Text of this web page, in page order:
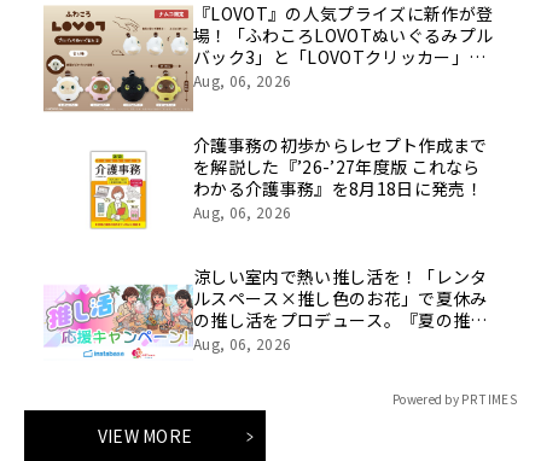
『LOVOT』の人気プライズに新作が登
場！「ふわころLOVOTぬいぐるみプル
バック3」と「LOVOTクリッカー」が
全国のバンダイナムコアミューズメン
Aug, 06, 2026
介護事務の初歩からレセプト作成まで
を解説した『’26-’27年度版 これなら
わかる介護事務』を8月18日に発売！
Aug, 06, 2026
涼しい室内で熱い推し活を！「レンタ
ルスペース×推し色のお花」で夏休み
の推し活をプロデュース。『夏の推し
活応援キャンペーン』イーフローラと
Aug, 06, 2026
Powered by PR TIMES
VIEW MORE